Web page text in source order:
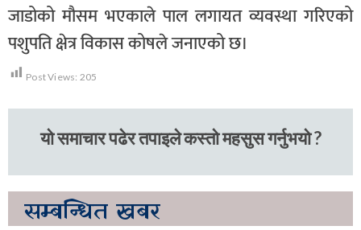
जाडोको मौसम भएकाले पाल लगायत व्यवस्था गरिएको
पशुपति क्षेत्र विकास कोषले जनाएको छ।
Post Views: 205
यो समाचार पढेर तपाइले कस्तो महसुस गर्नुभयो ?
सम्बन्धित खबर